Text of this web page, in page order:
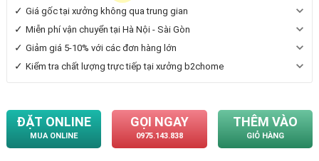
Giá gốc tại xưởng không qua trung gian
Miễn phí vận chuyển tại Hà Nội - Sài Gòn
Giảm giá 5-10% với các đơn hàng lớn
Kiểm tra chất lượng trực tiếp tại xưởng b2chome
ĐẶT ONLINE
MUA ONLINE
GỌI NGAY
0975.143.838
THÊM VÀO
GIỎ HÀNG